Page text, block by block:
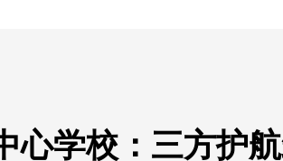
心学校：三方护